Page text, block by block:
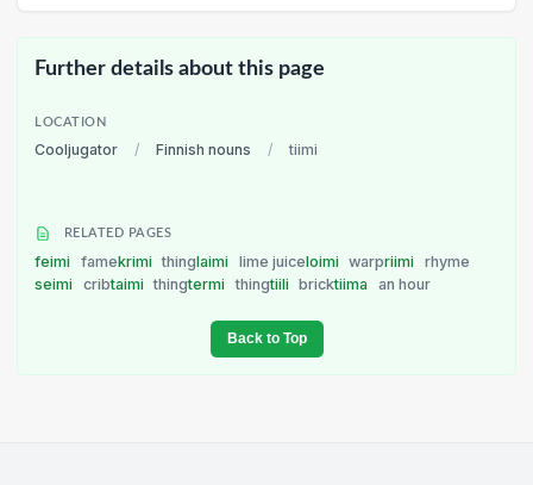
Further details about this page
LOCATION
Cooljugator / Finnish nouns / tiimi
RELATED PAGES
feimi famekrimi thinglaimi lime juiceloimi warpriimi
rhyme
seimi
cribtaimi thingtermi thingtiili bricktiima an hour
Back to Top